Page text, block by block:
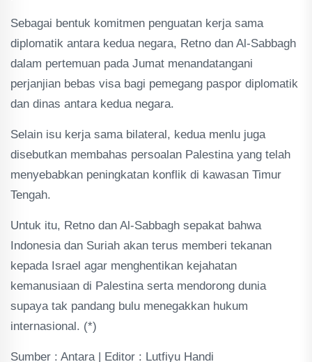
Sebagai bentuk komitmen penguatan kerja sama
diplomatik antara kedua negara, Retno dan Al-Sabbagh
dalam pertemuan pada Jumat menandatangani
perjanjian bebas visa bagi pemegang paspor diplomatik
dan dinas antara kedua negara.
Selain isu kerja sama bilateral, kedua menlu juga
disebutkan membahas persoalan Palestina yang telah
menyebabkan peningkatan konflik di kawasan Timur
Tengah.
Untuk itu, Retno dan Al-Sabbagh sepakat bahwa
Indonesia dan Suriah akan terus memberi tekanan
kepada Israel agar menghentikan kejahatan
kemanusiaan di Palestina serta mendorong dunia
supaya tak pandang bulu menegakkan hukum
internasional. (*)
Sumber : Antara | Editor : Lutfiyu Handi